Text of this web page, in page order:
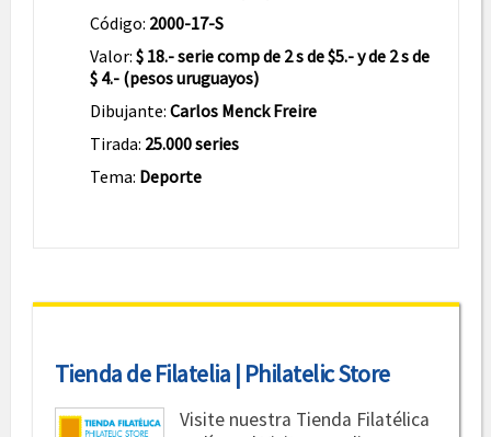
Código: 2000-17-S
Valor: $ 18.- serie comp de 2 s de $5.- y de 2 s de
$ 4.- (pesos uruguayos)
Dibujante: Carlos Menck Freire
Tirada: 25.000 series
Tema: Deporte
Tienda de Filatelia | Philatelic Store
Visite nuestra Tienda Filatélica